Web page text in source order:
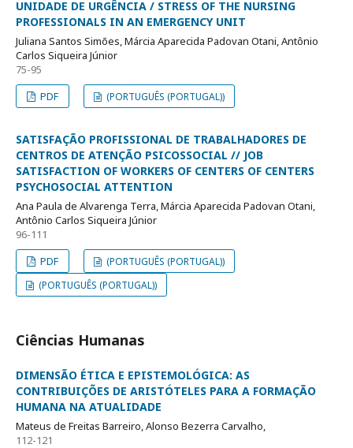
UNIDADE DE URGÊNCIA / STRESS OF THE NURSING
PROFESSIONALS IN AN EMERGENCY UNIT
Juliana Santos Simões, Márcia Aparecida Padovan Otani, Antônio
Carlos Siqueira Júnior
75-95
PDF
(PORTUGUÊS (PORTUGAL))
SATISFAÇÃO PROFISSIONAL DE TRABALHADORES DE
CENTROS DE ATENÇÃO PSICOSSOCIAL // JOB
SATISFACTION OF WORKERS OF CENTERS OF CENTERS
PSYCHOSOCIAL ATTENTION
Ana Paula de Alvarenga Terra, Márcia Aparecida Padovan Otani,
Antônio Carlos Siqueira Júnior
96-111
PDF
(PORTUGUÊS (PORTUGAL))
(PORTUGUÊS (PORTUGAL))
Ciências Humanas
DIMENSÃO ÉTICA E EPISTEMOLÓGICA: AS
CONTRIBUIÇÕES DE ARISTÓTELES PARA A FORMAÇÃO
HUMANA NA ATUALIDADE
Mateus de Freitas Barreiro, Alonso Bezerra Carvalho,
112-121